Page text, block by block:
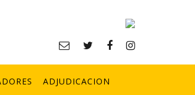
ADJUDICACION